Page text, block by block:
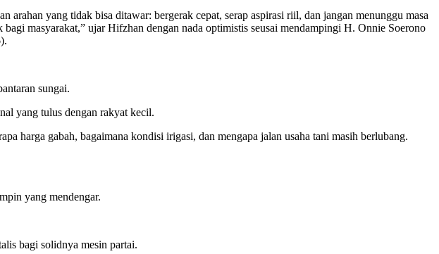
yang tidak bisa ditawar: bergerak cepat, serap aspirasi riil, dan jangan menunggu masa
masyarakat,” ujar Hifzhan dengan nada optimistis seusai mendampingi H. Onnie Soerono
sungai.
yang tulus dengan rakyat kecil.
harga gabah, bagaimana kondisi irigasi, dan mengapa jalan usaha tani masih berlubang.
yang mendengar.
bagi solidnya mesin partai.